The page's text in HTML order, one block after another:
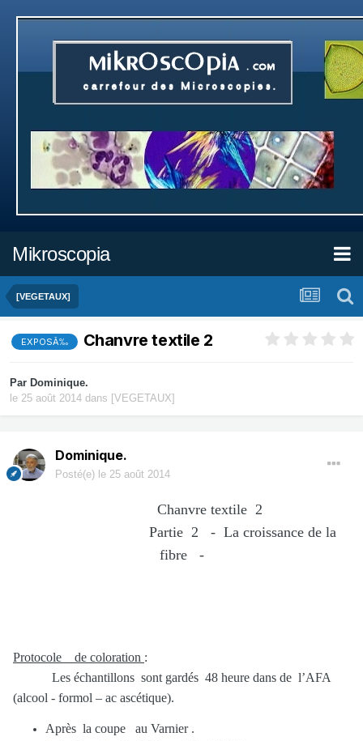
Mikroscopia
[VEGETAUX]
EXPOSÃ‰ Chanvre textile 2
Par Dominique.
le 25 août 2014 dans [VEGETAUX]
Dominique.
Posté(e) le 25 août 2014
Chanvre textile 2
Partie 2 - La croissance de la
fibre -
Protocole de coloration :
Les échantillons sont gardés 48 heure dans de l’AFA
(alcool - formol – ac ascétique).
Après la coupe au Varnier .